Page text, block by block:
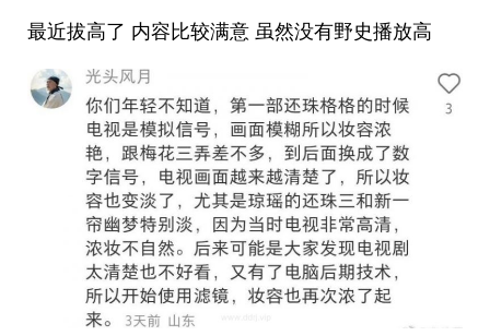
最近拔高了 内容比较满意 虽然没有野史播放高